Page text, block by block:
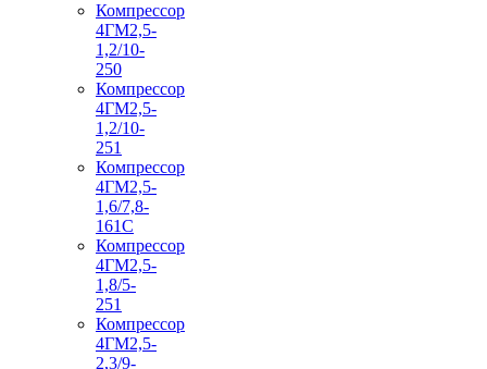
Компрессор
4ГМ2,5-
1,2/10-
250
Компрессор
4ГМ2,5-
1,2/10-
251
Компрессор
4ГМ2,5-
1,6/7,8-
161С
Компрессор
4ГМ2,5-
1,8/5-
251
Компрессор
4ГМ2,5-
2,3/9-